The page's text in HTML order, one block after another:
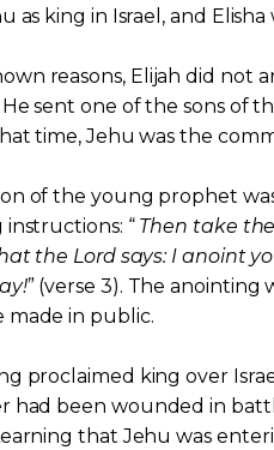
as king in Israel, and
reasons, Elijah did not
He sent one of the sons of
time, Jehu was the
of the young prophet
“ Then take
the Lord says: I anoint
” (verse 3). The
made in public.
proclaimed king over
had been wounded in
that Jehu was